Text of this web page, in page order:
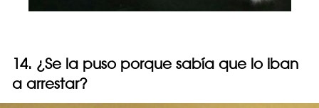
14. ¿Se la puso porque sabía que lo iban
a arrestar?